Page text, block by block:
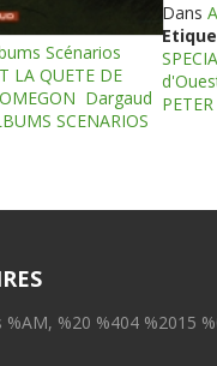
Scénarios
LA QUETE DE
Dargaud
SCENARIOS
Dans
%AM, %20 %404 %2015